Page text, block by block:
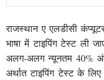
राजस्थान ए एलडीसी
भाषा में टाइपिंग टेस्ट ली
अलग-अलग न्यूनतम 40%
अर्थात टाइपिंग टेस्ट के